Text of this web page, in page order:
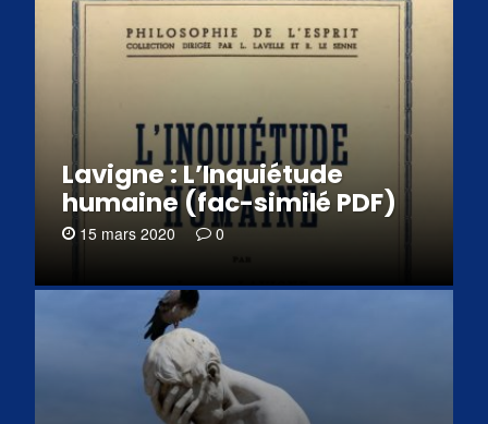
Lavigne : L’Inquiétude
humaine (fac-similé PDF)
15 mars 2020 0